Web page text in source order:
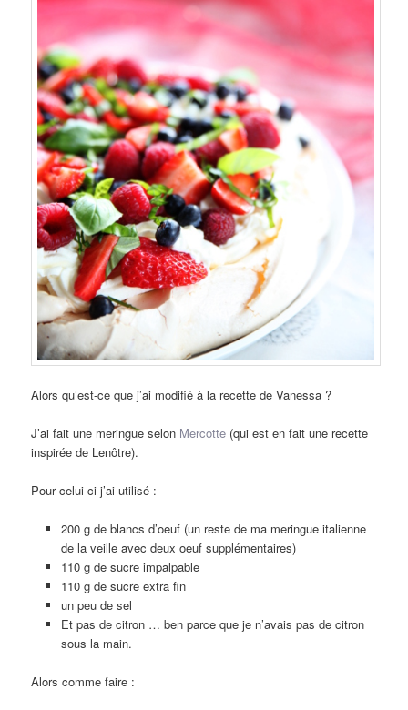
Alors qu’est-ce que j’ai modifié à la recette de Vanessa ?
J’ai fait une meringue selon Mercotte (qui est en fait une recette
inspirée de Lenôtre).
Pour celui-ci j’ai utilisé :
200 g de blancs d’oeuf (un reste de ma meringue italienne
de la veille avec deux oeuf supplémentaires)
110 g de sucre impalpable
110 g de sucre extra fin
un peu de sel
Et pas de citron … ben parce que je n’avais pas de citron
sous la main.
Alors comme faire :